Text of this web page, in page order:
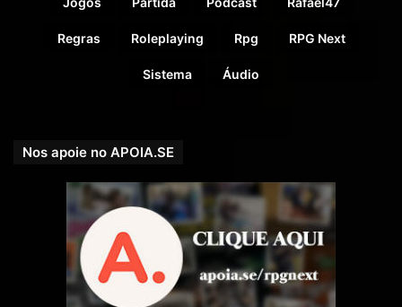
Regras Roleplaying Rpg RPG Next
Sistema Áudio
Nos apoie no APOIA.SE